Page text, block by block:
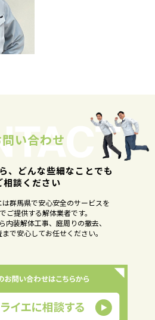
い合わせ
、どんな些細なことでも
相談ください
群馬県で安心安全のサービスを
ご提供する解体業者です。
内装解体工事、庭周りの撤去、
で安心してお任せください。